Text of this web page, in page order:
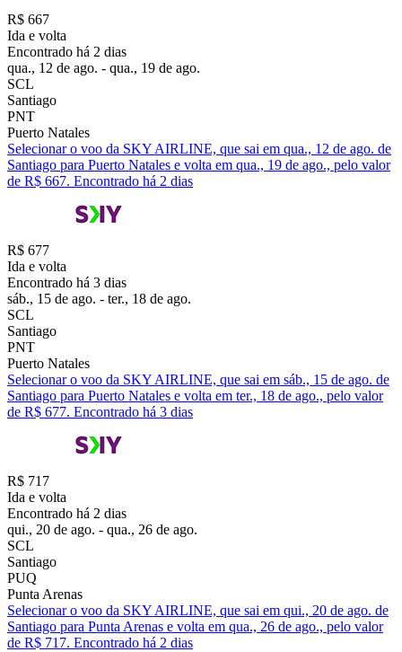
R$ 667
Ida e volta
Encontrado há 2 dias
qua., 12 de ago. - qua., 19 de ago.
SCL
Santiago
PNT
Puerto Natales
Selecionar o voo da SKY AIRLINE, que sai em qua., 12 de ago. de
Santiago para Puerto Natales e volta em qua., 19 de ago., pelo valor
de R$ 667. Encontrado há 2 dias
R$ 677
Ida e volta
Encontrado há 3 dias
sáb., 15 de ago. - ter., 18 de ago.
SCL
Santiago
PNT
Puerto Natales
Selecionar o voo da SKY AIRLINE, que sai em sáb., 15 de ago. de
Santiago para Puerto Natales e volta em ter., 18 de ago., pelo valor
de R$ 677. Encontrado há 3 dias
R$ 717
Ida e volta
Encontrado há 2 dias
qui., 20 de ago. - qua., 26 de ago.
SCL
Santiago
PUQ
Punta Arenas
Selecionar o voo da SKY AIRLINE, que sai em qui., 20 de ago. de
Santiago para Punta Arenas e volta em qua., 26 de ago., pelo valor
de R$ 717. Encontrado há 2 dias